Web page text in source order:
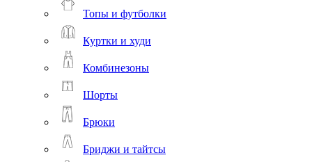
Топы и футболки
Куртки и худи
Комбинезоны
Шорты
Брюки
Бриджи и тайтсы